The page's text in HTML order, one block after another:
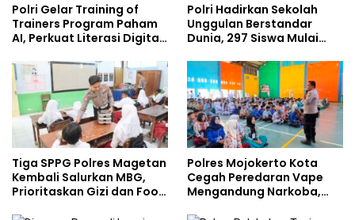
Polri Gelar Training of
Trainers Program Paham
AI, Perkuat Literasi Digital
Polri Hadirkan Sekolah
Unggulan Berstandar
Dunia, 297 Siswa Mulai
Tiga SPPG Polres Magetan
Kembali Salurkan MBG,
Prioritaskan Gizi dan Food
Polres Mojokerto Kota
Cegah Peredaran Vape
Mengandung Narkoba,